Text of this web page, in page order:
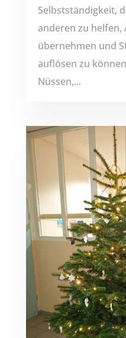
Selbstständigkeit,
anderen zu helfen,
übernehmen und
auflösen zu
Nüssen,...